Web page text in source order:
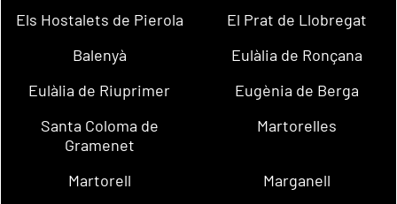
Els Hostalets de Pierola
El Prat de Llobregat
Balenyà
Eulàlia de Ronçana
Eulàlia de Riuprimer
Eugènia de Berga
Santa Coloma de
Gramenet
Martorelles
Martorell
Marganell